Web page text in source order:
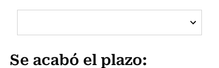
Cultura
Programas Radio y TV Usach
Se acabó el plazo: